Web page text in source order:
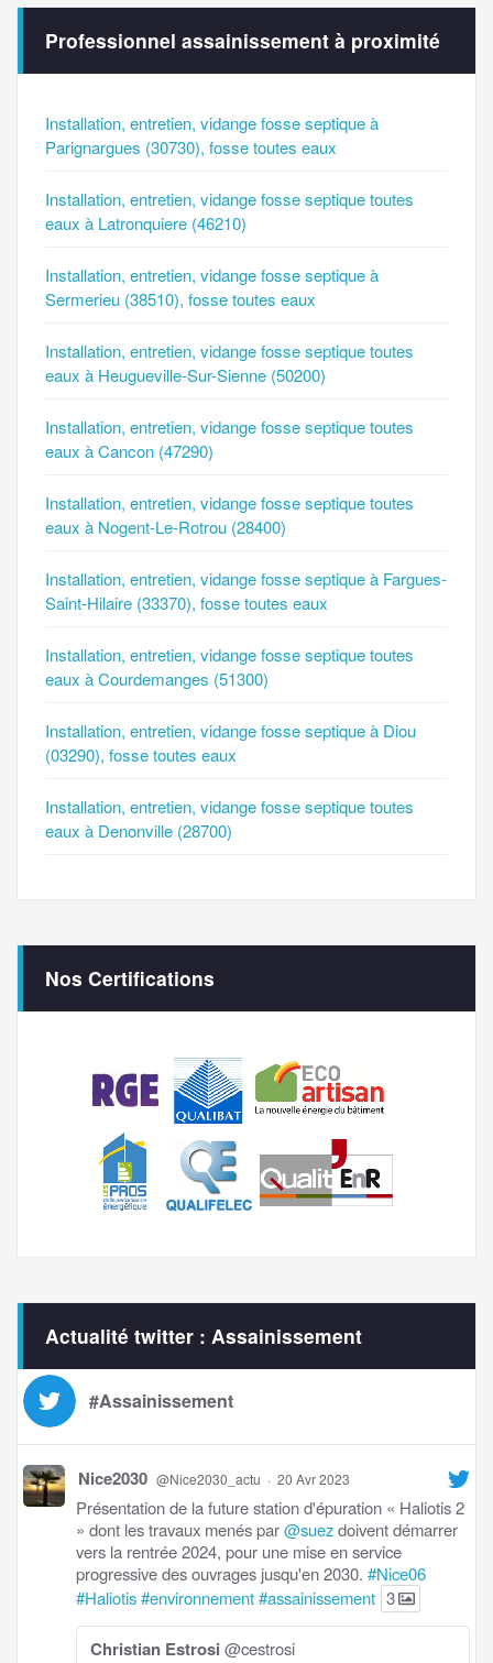
Professionnel assainissement à proximité
Installation, entretien, vidange fosse septique à
Parignargues (30730), fosse toutes eaux
Installation, entretien, vidange fosse septique toutes
eaux à Latronquiere (46210)
Installation, entretien, vidange fosse septique à
Sermerieu (38510), fosse toutes eaux
Installation, entretien, vidange fosse septique toutes
eaux à Heugueville-Sur-Sienne (50200)
Installation, entretien, vidange fosse septique toutes
eaux à Cancon (47290)
Installation, entretien, vidange fosse septique toutes
eaux à Nogent-Le-Rotrou (28400)
Installation, entretien, vidange fosse septique à Fargues-
Saint-Hilaire (33370), fosse toutes eaux
Installation, entretien, vidange fosse septique toutes
eaux à Courdemanges (51300)
Installation, entretien, vidange fosse septique à Diou
(03290), fosse toutes eaux
Installation, entretien, vidange fosse septique toutes
eaux à Denonville (28700)
Nos Certifications
Actualité twitter : Assainissement
#Assainissement
Nice2030 @Nice2030_actu · 20 Avr 2023
Présentation de la future station d'épuration « Haliotis 2
» dont les travaux menés par@suezdoivent démarrer
vers la rentrée 2024, pour une mise en service
progressive des ouvrages jusqu'en 2030. #Nice06
#Haliotis#environnement#assainissement 3
Christian Estrosi @cestrosi